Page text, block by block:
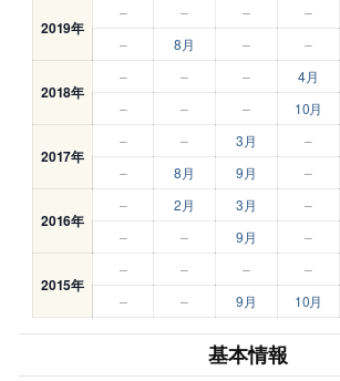
2019年
– – – –
–
8月 – –
2018年
– – – 4月
–
– – 10月
2017年
– – 3月 –
–
8月 9月 –
2016年
– 2月 3月 –
–
– 9月 –
2015年
– – – –
–
– 9月 10月
基本情報